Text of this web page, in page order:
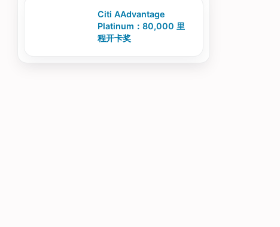
Citi AAdvantage
Platinum：80,000 里
程开卡奖